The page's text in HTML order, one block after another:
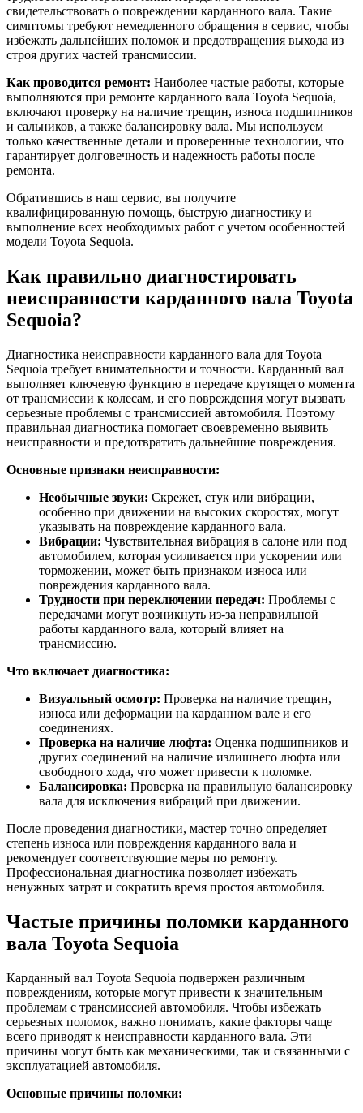
свидетельствовать о повреждении карданного вала. Такие
симптомы требуют немедленного обращения в сервис, чтобы
избежать дальнейших поломок и предотвращения выхода из
строя других частей трансмиссии.
Как проводится ремонт: Наиболее частые работы, которые
выполняются при ремонте карданного вала Toyota Sequoia,
включают проверку на наличие трещин, износа подшипников
и сальников, а также балансировку вала. Мы используем
только качественные детали и проверенные технологии, что
гарантирует долговечность и надежность работы после
ремонта.
Обратившись в наш сервис, вы получите
квалифицированную помощь, быструю диагностику и
выполнение всех необходимых работ с учетом особенностей
модели Toyota Sequoia.
Как правильно диагностировать
неисправности карданного вала Toyota
Sequoia?
Диагностика неисправности карданного вала для Toyota
Sequoia требует внимательности и точности. Карданный вал
выполняет ключевую функцию в передаче крутящего момента
от трансмиссии к колесам, и его повреждения могут вызвать
серьезные проблемы с трансмиссией автомобиля. Поэтому
правильная диагностика помогает своевременно выявить
неисправности и предотвратить дальнейшие повреждения.
Основные признаки неисправности:
Необычные звуки: Скрежет, стук или вибрации,
особенно при движении на высоких скоростях, могут
указывать на повреждение карданного вала.
Вибрации: Чувствительная вибрация в салоне или под
автомобилем, которая усиливается при ускорении или
торможении, может быть признаком износа или
повреждения карданного вала.
Трудности при переключении передач: Проблемы с
передачами могут возникнуть из-за неправильной
работы карданного вала, который влияет на
трансмиссию.
Что включает диагностика:
Визуальный осмотр: Проверка на наличие трещин,
износа или деформации на карданном вале и его
соединениях.
Проверка на наличие люфта: Оценка подшипников и
других соединений на наличие излишнего люфта или
свободного хода, что может привести к поломке.
Балансировка: Проверка на правильную балансировку
вала для исключения вибраций при движении.
После проведения диагностики, мастер точно определяет
степень износа или повреждения карданного вала и
рекомендует соответствующие меры по ремонту.
Профессиональная диагностика позволяет избежать
ненужных затрат и сократить время простоя автомобиля.
Частые причины поломки карданного
вала Toyota Sequoia
Карданный вал Toyota Sequoia подвержен различным
повреждениям, которые могут привести к значительным
проблемам с трансмиссией автомобиля. Чтобы избежать
серьезных поломок, важно понимать, какие факторы чаще
всего приводят к неисправности карданного вала. Эти
причины могут быть как механическими, так и связанными с
эксплуатацией автомобиля.
Основные причины поломки: